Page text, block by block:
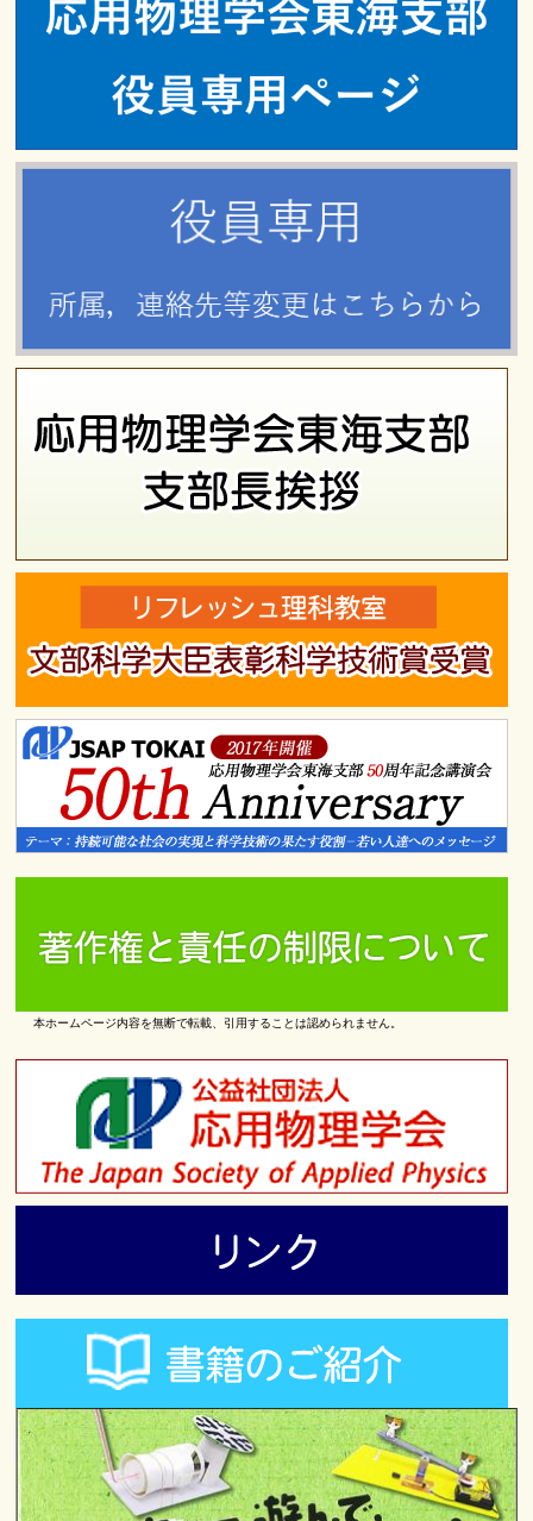
本ホームページ内容を無断で転載、引用することは認められません。